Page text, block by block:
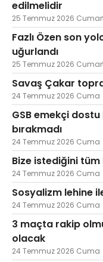
edilmelidir
25 Temmuz 2026
Fazlı Özen son
uğurlandı
25 Temmuz 2026
Savaş Çakar
24 Temmuz 2026 Cuma
GSB emekçi
bırakmadı
24 Temmuz 2026 Cuma
Bize istediğini tüm
24 Temmuz 2026 Cuma
Sosyalizm lehine
24 Temmuz 2026 Cuma
3 maçta rakip
olacak
24 Temmuz 2026 Cuma